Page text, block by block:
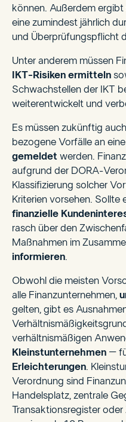
können. Außerdem
eine zumindest jährlich
und Überprüfungspflicht
Unter anderem müssen
IKT-Risiken ermitteln
Schwachstellen der IKT
weiterentwickelt und
Es müssen zukünftig
bezogene Vorfälle an eine
gemeldetwerden.
aufgrund der DORA-
Klassifizierung solcher
Kriterien vorsehen. Sollte
finanzielle
rasch über den
Maßnahmen im
informieren.
Obwohl die meisten
alle Finanzunternehmen,
gelten, gibt es
verhältnismäßigen
Kleinstunternehmen–
Erleichterungen.
Verordnung sind
Handelsplatz, zentrale
Transaktionsregister